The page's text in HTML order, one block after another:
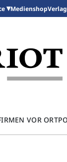
MedienshopVerlag
VOR ORT